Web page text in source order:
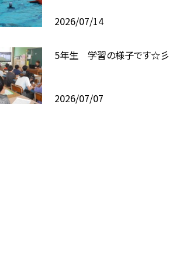
2026/07/14
5年生 学習の様子です☆彡
2026/07/07